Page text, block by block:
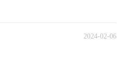
2024-02-06